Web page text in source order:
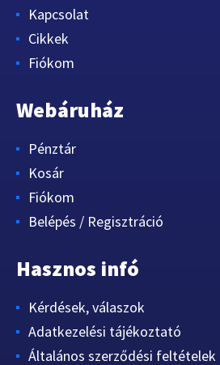
Kapcsolat
Cikkek
Fiókom
Webáruház
Pénztár
Kosár
Fiókom
Belépés / Regisztráció
Hasznos infó
Kérdések, válaszok
Adatkezelési tájékoztató
Általános szerződési feltételek